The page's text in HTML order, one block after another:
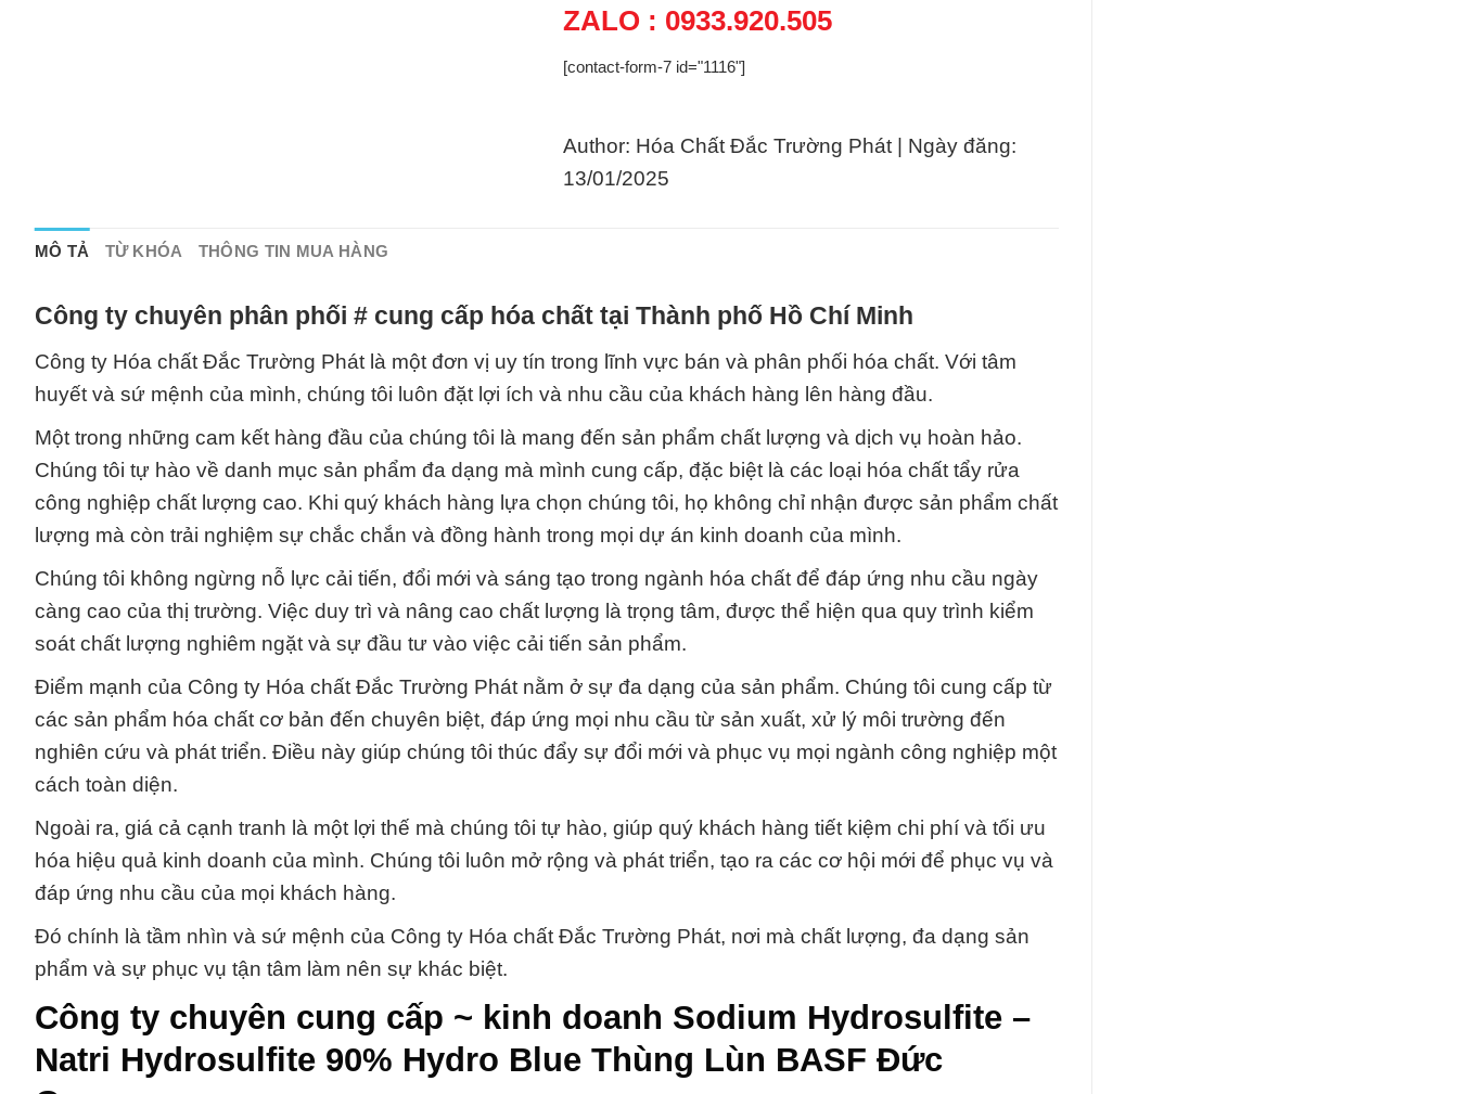
ZALO : 0933.920.505
[contact-form-7 id="1116"]
Author: Hóa Chất Đắc Trường Phát | Ngày đăng:
13/01/2025
MÔ TẢ TỪ KHÓA THÔNG TIN MUA HÀNG
Công ty chuyên phân phối # cung cấp hóa chất tại Thành phố Hồ Chí Minh
Công ty Hóa chất Đắc Trường Phát là một đơn vị uy tín trong lĩnh vực bán và phân phối hóa chất. Với tâm
huyết và sứ mệnh của mình, chúng tôi luôn đặt lợi ích và nhu cầu của khách hàng lên hàng đầu.
Một trong những cam kết hàng đầu của chúng tôi là mang đến sản phẩm chất lượng và dịch vụ hoàn hảo.
Chúng tôi tự hào về danh mục sản phẩm đa dạng mà mình cung cấp, đặc biệt là các loại hóa chất tẩy rửa
công nghiệp chất lượng cao. Khi quý khách hàng lựa chọn chúng tôi, họ không chỉ nhận được sản phẩm chất
lượng mà còn trải nghiệm sự chắc chắn và đồng hành trong mọi dự án kinh doanh của mình.
Chúng tôi không ngừng nỗ lực cải tiến, đổi mới và sáng tạo trong ngành hóa chất để đáp ứng nhu cầu ngày
càng cao của thị trường. Việc duy trì và nâng cao chất lượng là trọng tâm, được thể hiện qua quy trình kiểm
soát chất lượng nghiêm ngặt và sự đầu tư vào việc cải tiến sản phẩm.
Điểm mạnh của Công ty Hóa chất Đắc Trường Phát nằm ở sự đa dạng của sản phẩm. Chúng tôi cung cấp từ
các sản phẩm hóa chất cơ bản đến chuyên biệt, đáp ứng mọi nhu cầu từ sản xuất, xử lý môi trường đến
nghiên cứu và phát triển. Điều này giúp chúng tôi thúc đẩy sự đổi mới và phục vụ mọi ngành công nghiệp một
cách toàn diện.
Ngoài ra, giá cả cạnh tranh là một lợi thế mà chúng tôi tự hào, giúp quý khách hàng tiết kiệm chi phí và tối ưu
hóa hiệu quả kinh doanh của mình. Chúng tôi luôn mở rộng và phát triển, tạo ra các cơ hội mới để phục vụ và
đáp ứng nhu cầu của mọi khách hàng.
Đó chính là tầm nhìn và sứ mệnh của Công ty Hóa chất Đắc Trường Phát, nơi mà chất lượng, đa dạng sản
phẩm và sự phục vụ tận tâm làm nên sự khác biệt.
Công ty chuyên cung cấp ~ kinh doanh Sodium Hydrosulfite –
Natri Hydrosulfite 90% Hydro Blue Thùng Lùn BASF Đức